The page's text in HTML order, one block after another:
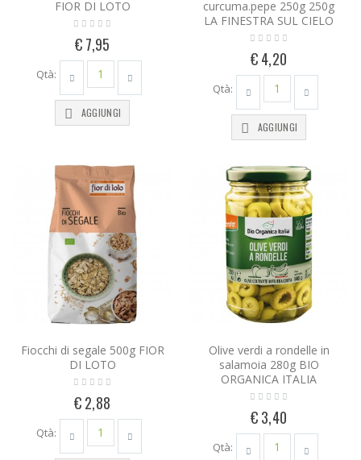
FIOR DI LOTO
€ 7,95
Qtà:
AGGIUNGI
curcuma.pepe 250g 250g
LA FINESTRA SUL CIELO
€ 4,20
Qtà:
AGGIUNGI
Fiocchi di segale 500g FIOR
DI LOTO
€ 2,88
Qtà:
Olive verdi a rondelle in
salamoia 280g BIO
ORGANICA ITALIA
€ 3,40
Qtà: